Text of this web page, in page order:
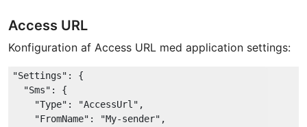
Access URL
Konfiguration af Access URL med application settings:
"Settings" : {
"Sms" : {
"Type" : "AccessUrl" ,
"FromName" : "My-sender" ,